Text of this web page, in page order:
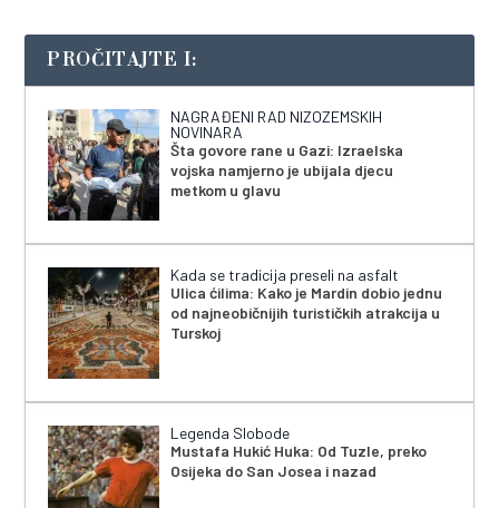
PROČITAJTE I:
NAGRAĐENI RAD NIZOZEMSKIH
NOVINARA
Šta govore rane u Gazi: Izraelska
vojska namjerno je ubijala djecu
metkom u glavu
Kada se tradicija preseli na asfalt
Ulica ćilima: Kako je Mardin dobio jednu
od najneobičnijih turističkih atrakcija u
Turskoj
Legenda Slobode
Mustafa Hukić Huka: Od Tuzle, preko
Osijeka do San Josea i nazad